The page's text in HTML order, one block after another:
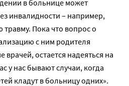
в больнице может
инвалидности – например,
Пока что вопрос о
с ним родителя
врачей, остается надеяться на
у нас бывают случаи, когда
кладут в больницу одних».